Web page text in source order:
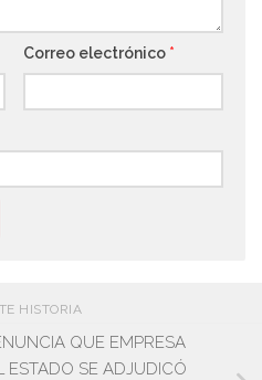
Correo electrónico *
HISTORIA
QUE EMPRESA
ESTADO SE ADJUDICÓ